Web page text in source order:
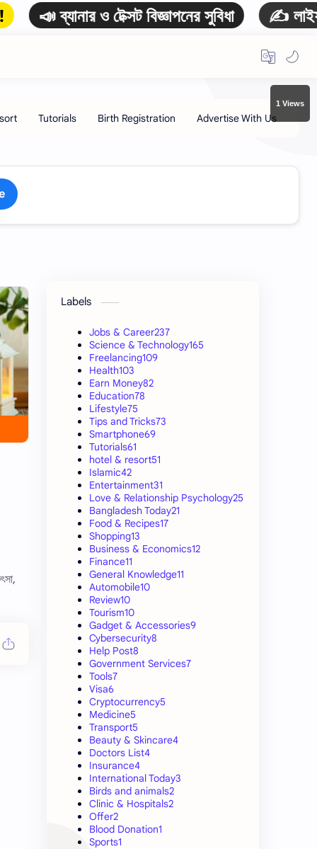
ও টেক্সট বিজ্ঞাপনের সুবিধা ✍️ লাইফটাইম
HOT
1 Views
Labels
Jobs & Career237
Science & Technology165
Freelancing109
Health103
Earn Money82
Education78
Lifestyle75
Tips and Tricks73
Smartphone69
Tutorials61
hotel & resort51
Islamic42
Entertainment31
Love & Relationship Psychology25
Bangladesh Today21
Food & Recipes17
Shopping13
Business & Economics12
Finance11
General Knowledge11
Automobile10
Review10
Tourism10
Gadget & Accessories9
Cybersecurity8
Help Post8
Government Services7
Tools7
Visa6
Cryptocurrency5
Medicine5
Transport5
Beauty & Skincare4
Doctors List4
Insurance4
International Today3
Birds and animals2
Clinic & Hospitals2
Offer2
Blood Donation1
Sports1